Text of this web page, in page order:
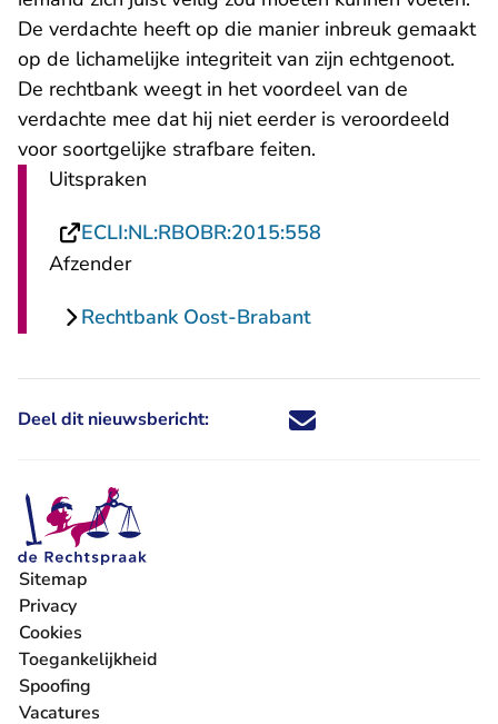
De verdachte heeft op die manier inbreuk gemaakt
op de lichamelijke integriteit van zijn echtgenoot.
De rechtbank weegt in het voordeel van de
verdachte mee dat hij niet eerder is veroordeeld
voor soortgelijke strafbare feiten.
Uitspraken
ECLI:NL:RBOBR:2015:558
Afzender
Rechtbank Oost-Brabant
Deel dit nieuwsbericht: Deel dit nieuwsbericht via X -
Deel dit nieuwsbericht via
Deel dit nieuwsbericht
Deel dit
Sitemap
Privacy
Cookies
Toegankelijkheid
Spoofing
Vacatures